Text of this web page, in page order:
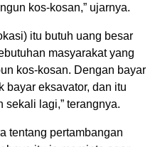
kos-kosan,” ujarnya.
itu butuh uang besar
masyarakat yang
kos-kosan. Dengan bayar
bayar eksavator, dan itu
sekali lagi,” terangnya.
tentang pertambangan